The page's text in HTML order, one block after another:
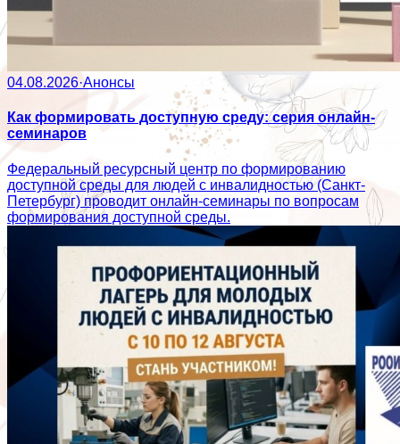
04.08.2026·Анонсы
Как формировать доступную среду: серия онлайн-
семинаров
Федеральный ресурсный центр по формированию
доступной среды для людей с инвалидностью (Санкт-
Петербург) проводит онлайн-семинары по вопросам
формирования доступной среды.